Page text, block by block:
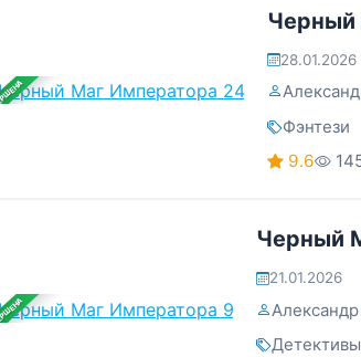
Черный
28.01.2026
Фэнтези
9.6
Черный
21.01.2026
Детективы